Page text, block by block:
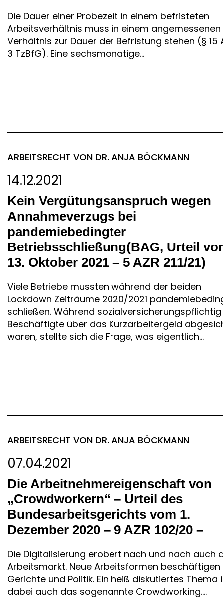
Die Dauer einer Probezeit in einem befristeten
Arbeitsverhältnis muss in einem angemessenen
Verhältnis zur Dauer der Befristung stehen (§ 15
3 TzBfG). Eine sechsmonatige...
ARBEITSRECHT VON DR. ANJA BÖCKMANN
14.12.2021
Kein Vergütungsanspruch wegen
Annahmeverzugs bei
pandemiebedingter
Betriebsschließung(BAG, Urteil
13. Oktober 2021 – 5 AZR 211/21)
Viele Betriebe mussten während der beiden
Lockdown Zeiträume 2020/2021
schließen. Während sozialversicherungspflichtig
Beschäftigte über das Kurzarbeitergeld
waren, stellte sich die Frage, was eigentlich...
ARBEITSRECHT VON DR. ANJA BÖCKMANN
07.04.2021
Die Arbeitnehmereigenschaft von
„Crowdworkern“ – Urteil des
Bundesarbeitsgerichts vom 1.
Dezember 2020 – 9 AZR 102/20 –
Die Digitalisierung erobert nach und nach auch
Arbeitsmarkt. Neue Arbeitsformen beschäftigen
Gerichte und Politik. Ein heiß diskutiertes Thema
dabei auch das sogenannte Crowdworking....